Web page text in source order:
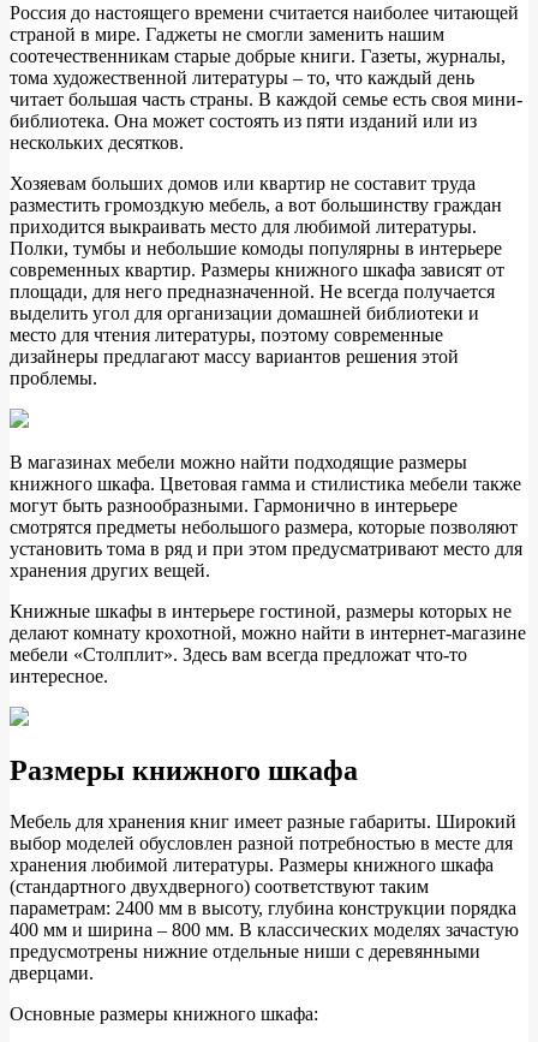
Россия до настоящего времени считается наиболее читающей
страной в мире. Гаджеты не смогли заменить нашим
соотечественникам старые добрые книги. Газеты, журналы,
тома художественной литературы – то, что каждый день
читает большая часть страны. В каждой семье есть своя мини-
библиотека. Она может состоять из пяти изданий или из
нескольких десятков.
Хозяевам больших домов или квартир не составит труда
разместить громоздкую мебель, а вот большинству граждан
приходится выкраивать место для любимой литературы.
Полки, тумбы и небольшие комоды популярны в интерьере
современных квартир. Размеры книжного шкафа зависят от
площади, для него предназначенной. Не всегда получается
выделить угол для организации домашней библиотеки и
место для чтения литературы, поэтому современные
дизайнеры предлагают массу вариантов решения этой
проблемы.
В магазинах мебели можно найти подходящие размеры
книжного шкафа. Цветовая гамма и стилистика мебели также
могут быть разнообразными. Гармонично в интерьере
смотрятся предметы небольшого размера, которые позволяют
установить тома в ряд и при этом предусматривают место для
хранения других вещей.
Книжные шкафы в интерьере гостиной, размеры которых не
делают комнату крохотной, можно найти в интернет-магазине
мебели «Столплит». Здесь вам всегда предложат что-то
интересное.
Размеры книжного шкафа
Мебель для хранения книг имеет разные габариты. Широкий
выбор моделей обусловлен разной потребностью в месте для
хранения любимой литературы. Размеры книжного шкафа
(стандартного двухдверного) соответствуют таким
параметрам: 2400 мм в высоту, глубина конструкции порядка
400 мм и ширина – 800 мм. В классических моделях зачастую
предусмотрены нижние отдельные ниши с деревянными
дверцами.
Основные размеры книжного шкафа: